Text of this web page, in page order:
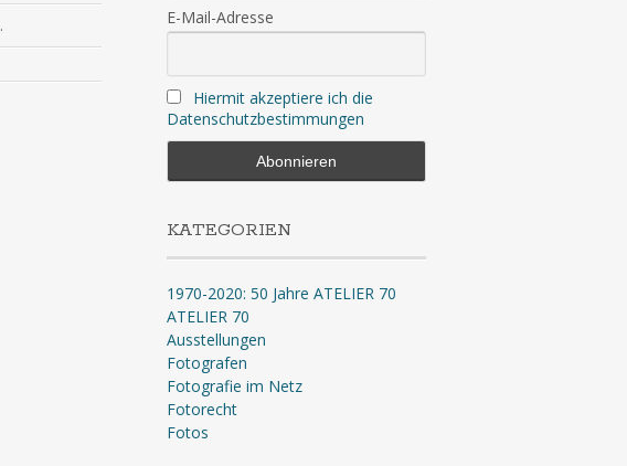
. E-Mail-Adresse
Hiermit akzeptiere ich die
Datenschutzbestimmungen
KATEGORIEN
1970-2020: 50 Jahre ATELIER 70
ATELIER 70
Ausstellungen
Fotografen
Fotografie im Netz
Fotorecht
Fotos